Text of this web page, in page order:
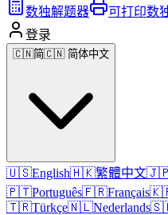
数独解题器 可打印数
登录
🇨🇳简🇨🇳 简体中文
🇺🇸English🇭🇰繁體中文
🇵🇹Português🇫🇷Français
🇹🇷Türkçe🇳🇱Nederlands